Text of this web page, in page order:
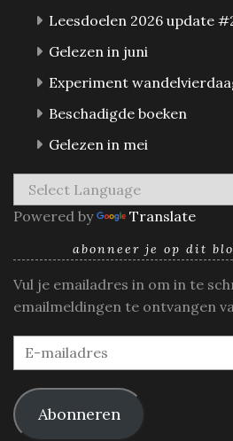
Leesdoelen 2026 update
Gelezen in juni
Experiment
Beschadigde boeken
Gelezen in mei
Powered by Translate
abonneer je op dit
Vul je emailadres in om in te
emailmeldingen te ontvangen
E-
mailadres
Abonneren